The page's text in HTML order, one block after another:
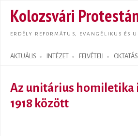
Kolozsvári
ERDÉLY REFORMÁTUS, EVANGÉLIKUS ÉS
AKTUÁLIS INTÉZET FELVÉTELI OKTATÁS
Search form
Az unitárius homiletika
1918 között